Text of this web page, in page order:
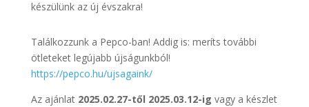
készülünk az új évszakra!
Találkozzunk a Pepco-ban! Addig is: meríts további
ötleteket legújabb újságunkból!
https://pepco.hu/ujsagaink/
Az ajánlat2025.02.27-től 2025.03.12-ig vagy a készlet